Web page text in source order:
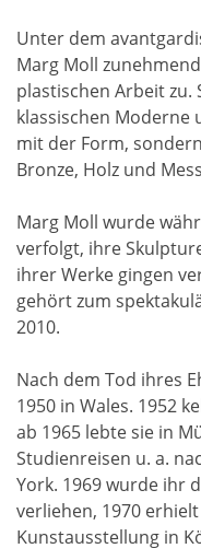
Unter dem
Marg Moll
plastischen Arbeit zu.
klassischen
mit der Form,
Bronze, Holz und
Marg Moll wurde
verfolgt, ihre
ihrer Werke gingen
gehört zum
2010.
Nach dem Tod ihres
1950 in Wales. 1952
ab 1965 lebte sie in
Studienreisen u. a.
York. 1969 wurde ihr
verliehen, 1970
Kunstausstellung in